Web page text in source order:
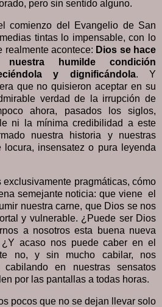
pero sin sentido alguno.
comienzo del Evangelio de San
tintas lo impensable, con lo
realmente acontece: Dios se hace
humilde condición
y dignificándola. Y
que no quisieron aceptar en su
verdad de la irrupción de
ahora, pasados los siglos,
ni la mínima credibilidad a este
nuestra historia y nuestras
locura, insensatez o pura leyenda
exclusivamente pragmáticas, cómo
semejante noticia: que viene el
nuestra carne, que Dios se nos
y vulnerable. ¿Puede ser Dios
a nosotros esta buena nueva
acaso nos puede caber en el
no, y sin mucho cabilar, nos
en nuestras sensatos
por las pantallas a todas horas.
pocos que no se dejan llevar solo